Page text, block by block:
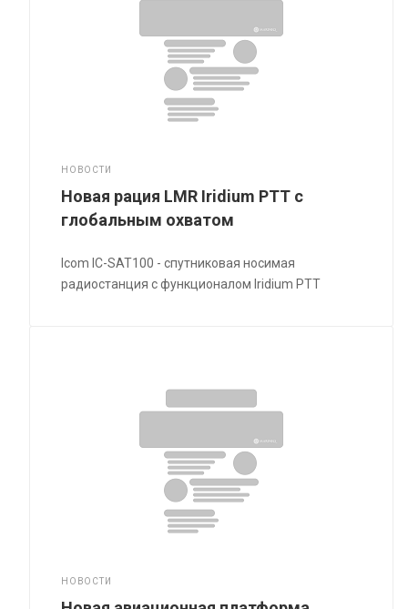
НОВОСТИ
Новая рация LMR Iridium PTT с
глобальным охватом
Icom IC-SAT100 - спутниковая носимая
радиостанция с функционалом Iridium PTT
НОВОСТИ